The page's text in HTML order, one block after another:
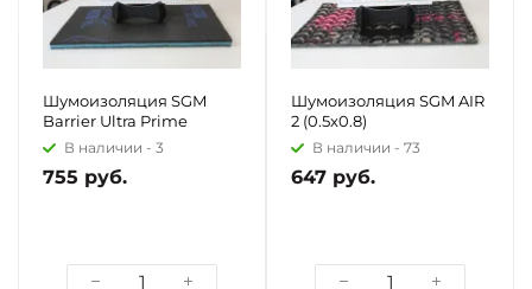
Шумоизоляция SGM
Barrier Ultra Prime
В наличии - 3
755 руб.
Шумоизоляция SGM AIR
2 (0.5x0.8)
В наличии - 73
647 руб.